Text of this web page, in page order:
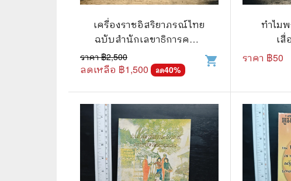
เครื่องราชอิสริยาภรณ์ไทย
ฉบับสำนักเลขาธิการคณะ
รัฐมนตรี พ.ศ.2523
ราคา ฿2,500
ลดเหลือ ฿1,500 ลด40%
shopping_cart
ทำไม
เสื่
ราคา ฿50